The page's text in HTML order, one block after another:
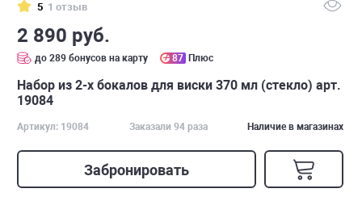
5 1 отзыв
2 890 руб.
до 289 бонусов на карту 87 Плюс
Набор из 2-х бокалов для виски 370 мл (стекло) арт.
19084
Артикул: 19084 Заказали 94 раза Наличие в магазинах
Забронировать